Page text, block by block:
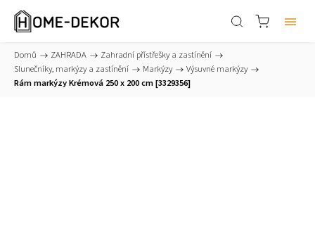
Domů / ZAHRADA / Zahradní přístřešky a zastínění /
Slunečníky, markýzy a zastínění / Markýzy / Výsuvné markýzy /
Rám markýzy Krémová 250 x 200 cm [3329356]